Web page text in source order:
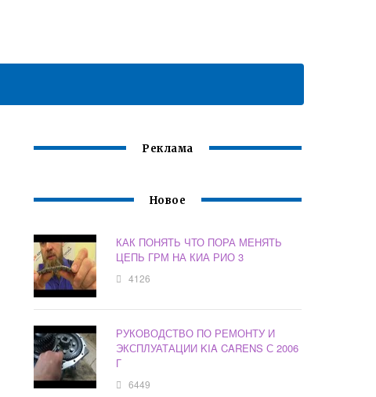
Реклама
Новое
КАК ПОНЯТЬ ЧТО ПОРА МЕНЯТЬ
ЦЕПЬ ГРМ НА КИА РИО 3
4126
РУКОВОДСТВО ПО РЕМОНТУ И
ЭКСПЛУАТАЦИИ KIA CARENS С 2006
Г
6449